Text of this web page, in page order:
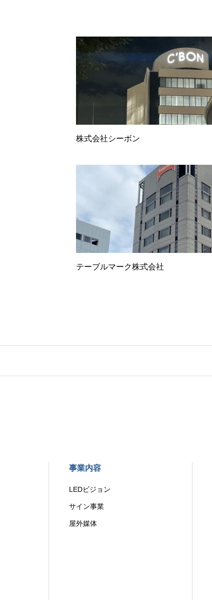
株式会社シーボン
テーブルマーク株式会社
事業内容
LEDビジョン
サイン事業
屋外媒体